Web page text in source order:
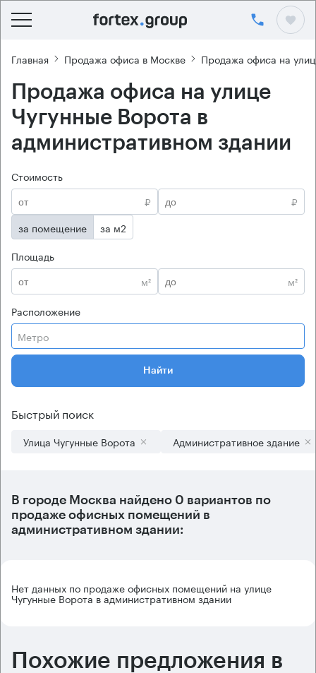
Главная Продажа офиса в Москве Продажа офиса на
Продажа офиса на улице
Чугунные Ворота в
административном здании
Стоимость
₽
₽
за помещение
за м2
Площадь
м²
м²
Расположение
Метро
Найти
Быстрый поиск
Улица Чугунные Ворота Административное здание
В городе Москва найдено 0 вариантов по
продаже офисных помещений в
административном здании:
Нет данных по продаже офисных помещений на улице
Чугунные Ворота в административном здании
Похожие предложения в